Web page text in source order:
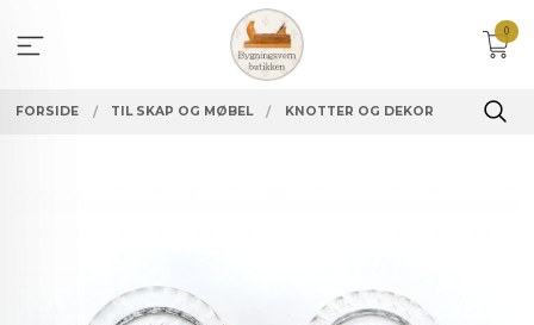
innholdet
0
FORSIDE TIL SKAP OG MØBEL KNOTTER OG DEKOR